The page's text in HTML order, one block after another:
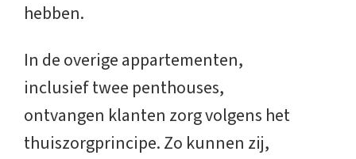
hebben.
In de overige appartementen,
inclusief twee penthouses,
ontvangen klanten zorg volgens het
thuiszorgprincipe. Zo kunnen zij,